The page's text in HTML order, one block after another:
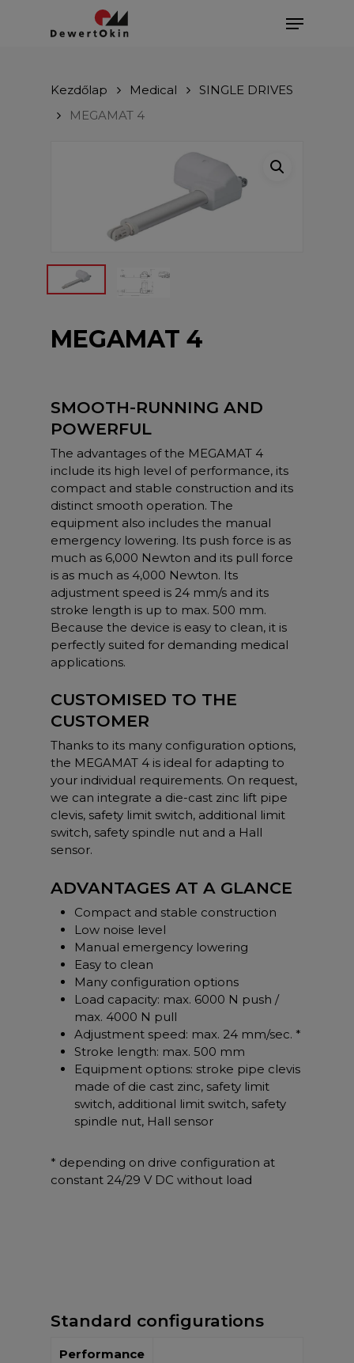
Menu
Kezdőlap Medical
SINGLE DRIVES
MEGAMAT 4
MEGAMAT 4
SMOOTH-RUNNING AND
POWERFUL
The advantages of the MEGAMAT 4
include its high level of performance, its
compact and stable construction and its
distinct smooth operation. The
equipment also includes the manual
emergency lowering. Its push force is as
much as 6,000 Newton and its pull force
is as much as 4,000 Newton. Its
adjustment speed is 24 mm/s and its
stroke length is up to max. 500 mm.
Because the device is easy to clean, it is
perfectly suited for demanding medical
applications.
CUSTOMISED TO THE
CUSTOMER
Thanks to its many configuration options,
the MEGAMAT 4 is ideal for adapting to
your individual requirements. On request,
we can integrate a die-cast zinc lift pipe
clevis, safety limit switch, additional limit
switch, safety spindle nut and a Hall
sensor.
ADVANTAGES AT A GLANCE
Compact and stable construction
Low noise level
Manual emergency lowering
Easy to clean
Many configuration options
Load capacity: max. 6000 N push /
max. 4000 N pull
Adjustment speed: max. 24 mm/sec. *
Stroke length: max. 500 mm
Equipment options: stroke pipe clevis
made of die cast zinc, safety limit
switch, additional limit switch, safety
spindle nut, Hall sensor
* depending on drive configuration at
constant 24/29 V DC without load
Standard configurations
Performance